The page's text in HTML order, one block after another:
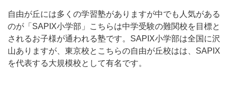
中
学
受
験
自由が丘には多くの学習塾がありますが中でも人気がある
のが「SAPIX小学部」こちらは中学受験の難関校を目標と
されるお子様が通われる塾です。SAPIX小学部は全国に沢
山ありますが、東京校とこちらの自由が丘校はは、SAPIX
を代表する大規模校として有名です。